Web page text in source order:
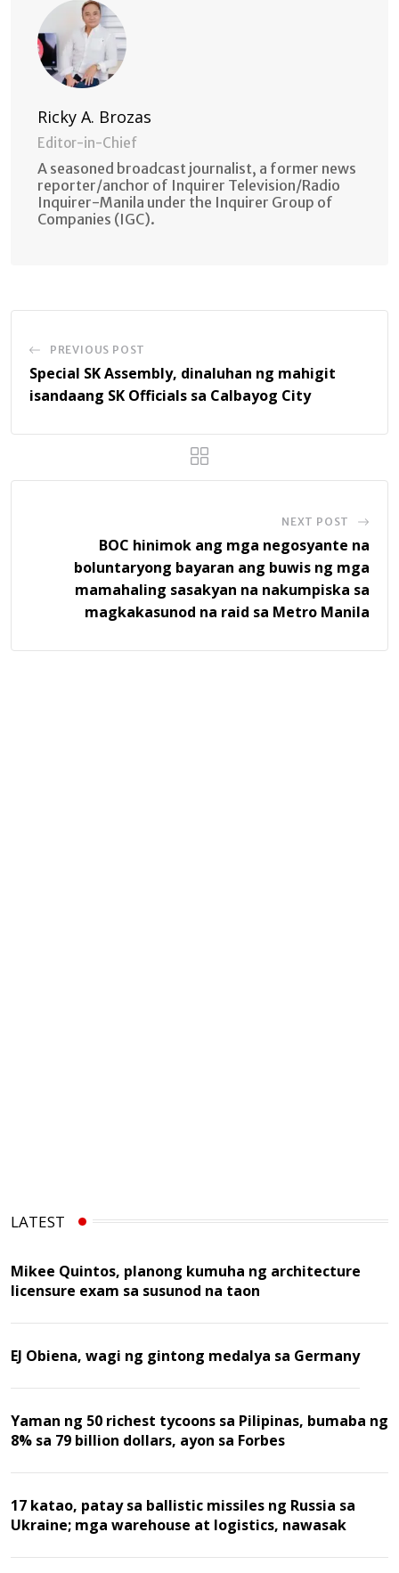
Ricky A. Brozas
Editor-in-Chief
A seasoned broadcast journalist, a former news
reporter/anchor of Inquirer Television/Radio
Inquirer-Manila under the Inquirer Group of
Companies (IGC).
PREVIOUS POST
Special SK Assembly, dinaluhan ng mahigit
isandaang SK Officials sa Calbayog City
NEXT POST
BOC hinimok ang mga negosyante na
boluntaryong bayaran ang buwis ng mga
mamahaling sasakyan na nakumpiska sa
magkakasunod na raid sa Metro Manila
LATEST
Mikee Quintos, planong kumuha ng architecture
licensure exam sa susunod na taon
EJ Obiena, wagi ng gintong medalya sa Germany
Yaman ng 50 richest tycoons sa Pilipinas, bumaba ng
8% sa 79 billion dollars, ayon sa Forbes
17 katao, patay sa ballistic missiles ng Russia sa
Ukraine; mga warehouse at logistics, nawasak